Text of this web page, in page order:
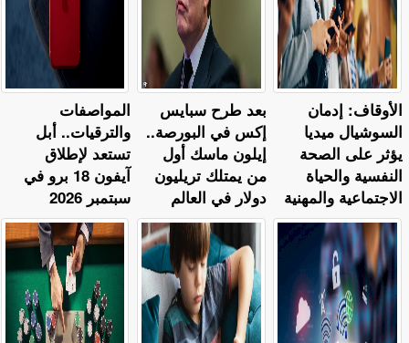
المواصفات
والترقيات.. أبل
تستعد لإطلاق
آيفون 18 برو في
سبتمبر 2026
بعد طرح سبايس
إكس في البورصة..
إيلون ماسك أول
من يمتلك تريليون
دولار في العالم
الأوقاف: إدمان
السوشيال ميديا
يؤثر على الصحة
النفسية والحياة
الاجتماعية والمهنية